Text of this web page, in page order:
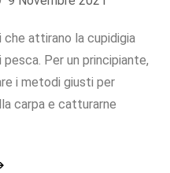
che attirano la cupidigia
Per un principiante,
i metodi giusti per
carpa e catturarne